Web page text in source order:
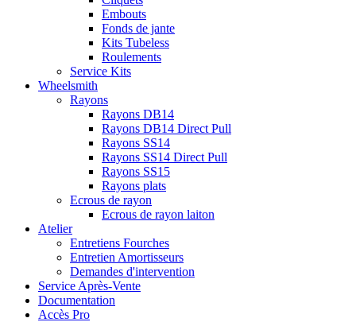
Embouts
Fonds de jante
Kits Tubeless
Roulements
Service Kits
Wheelsmith
Rayons
Rayons DB14
Rayons DB14 Direct Pull
Rayons SS14
Rayons SS14 Direct Pull
Rayons SS15
Rayons plats
Ecrous de rayon
Ecrous de rayon laiton
Atelier
Entretiens Fourches
Entretien Amortisseurs
Demandes d'intervention
Service Après-Vente
Documentation
Accès Pro